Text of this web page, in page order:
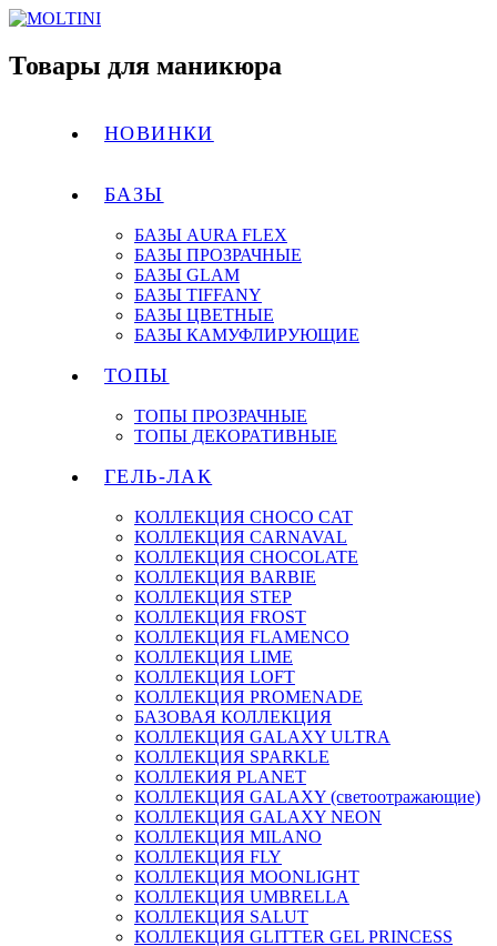
Товары для маникюра
НОВИНКИ
БАЗЫ
БАЗЫ AURA FLEX
БАЗЫ ПРОЗРАЧНЫЕ
БАЗЫ GLAM
БАЗЫ TIFFANY
БАЗЫ ЦВЕТНЫЕ
БАЗЫ КАМУФЛИРУЮЩИЕ
ТОПЫ
ТОПЫ ПРОЗРАЧНЫЕ
ТОПЫ ДЕКОРАТИВНЫЕ
ГЕЛЬ-ЛАК
КОЛЛЕКЦИЯ CHOCO CAT
КОЛЛЕКЦИЯ CARNAVAL
КОЛЛЕКЦИЯ CHOCOLATE
КОЛЛЕКЦИЯ BARBIE
КОЛЛЕКЦИЯ STEP
КОЛЛЕКЦИЯ FROST
КОЛЛЕКЦИЯ FLAMENCO
КОЛЛЕКЦИЯ LIME
КОЛЛЕКЦИЯ LOFT
КОЛЛЕКЦИЯ PROMENADE
БАЗОВАЯ КОЛЛЕКЦИЯ
КОЛЛЕКЦИЯ GALAXY ULTRA
КОЛЛЕКЦИЯ SPARKLE
КОЛЛЕКИЯ PLANET
КОЛЛЕКЦИЯ GALAXY (светоотражающие)
КОЛЛЕКЦИЯ GALAXY NEON
КОЛЛЕКЦИЯ MILANO
КОЛЛЕКЦИЯ FLY
КОЛЛЕКЦИЯ MOONLIGHT
КОЛЛЕКЦИЯ UMBRELLA
КОЛЛЕКЦИЯ SALUT
КОЛЛЕКЦИЯ GLITTER GEL PRINCESS